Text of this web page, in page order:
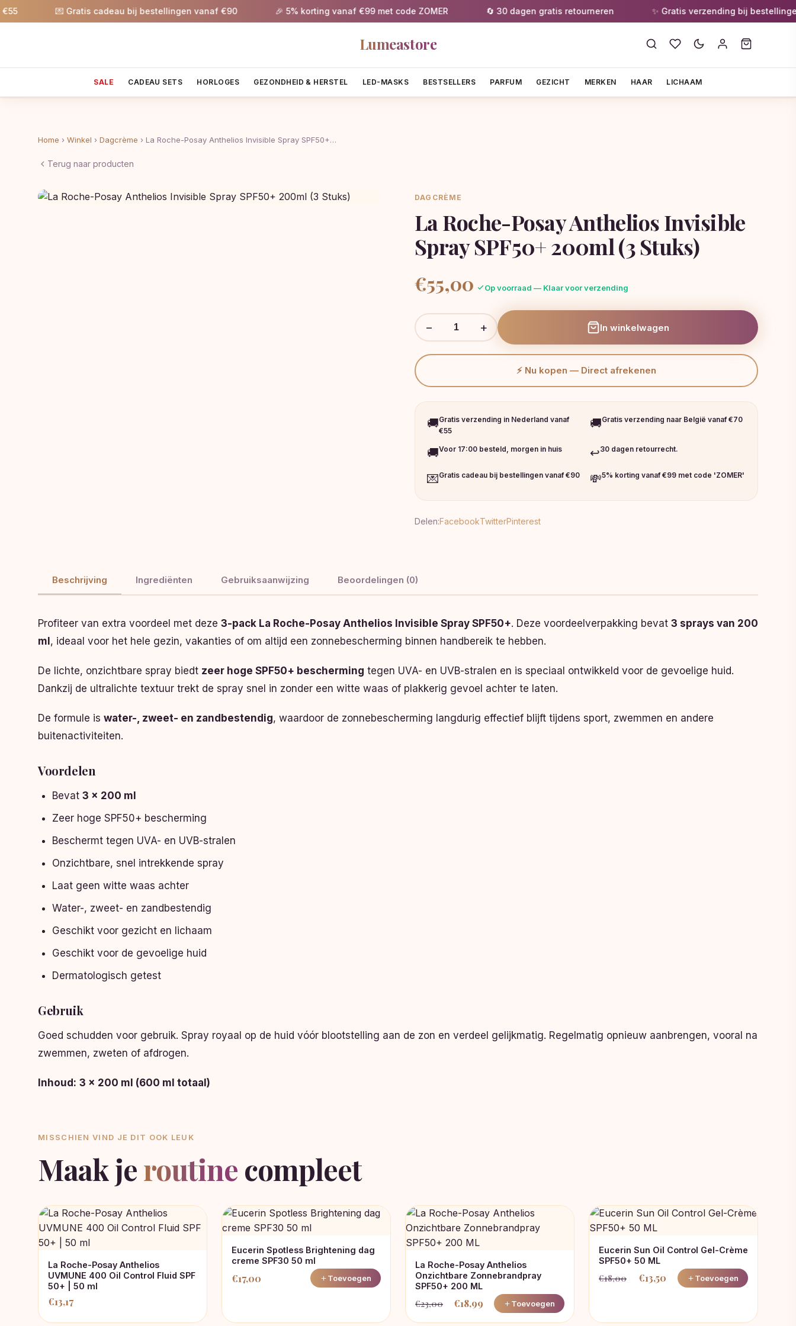
💌 Gratis cadeau bij bestellingen vanaf €90 🎉 5% korting vanaf €99 met code ZOMER 🔄 30 dagen gratis retourneren ✨ Gratis verzending bij bestellingen
Lumeastore
SALE CADEAU SETS HORLOGES GEZONDHEID & HERSTEL LED-MASKS BESTSELLERS PARFUM GEZICHT MERKEN HAAR LICHAAM
Home › Winkel › Dagcrème › La Roche-Posay Anthelios Invisible Spray SPF50+…
Terug naar producten
DAGCRÈME
La Roche-Posay Anthelios Invisible
Spray SPF50+ 200ml (3 Stuks)
€55,00 Op voorraad — Klaar voor verzending
− + In winkelwagen
⚡ Nu kopen — Direct afrekenen
🚚Gratis verzending in Nederland vanaf
€55
🚚Gratis verzending naar België vanaf €70
🚚Voor 17:00 besteld, morgen in huis ↩️30 dagen retourrecht.
💌Gratis cadeau bij bestellingen vanaf €90 💸5% korting vanaf €99 met code 'ZOMER'
Delen:FacebookTwitterPinterest
Beschrijving Ingrediënten Gebruiksaanwijzing Beoordelingen (0)
Profiteer van extra voordeel met deze 3-pack La Roche-Posay Anthelios Invisible Spray SPF50+. Deze voordeelverpakking bevat 3 sprays van 200
ml , ideaal voor het hele gezin, vakanties of om altijd een zonnebescherming binnen handbereik te hebben.
De lichte, onzichtbare spray biedt zeer hoge SPF50+ bescherming tegen UVA- en UVB-stralen en is speciaal ontwikkeld voor de gevoelige huid.
Dankzij de ultralichte textuur trekt de spray snel in zonder een witte waas of plakkerig gevoel achter te laten.
De formule is water-, zweet- en zandbestendig, waardoor de zonnebescherming langdurig effectief blijft tijdens sport, zwemmen en andere
buitenactiviteiten.
Voordelen
Bevat 3 x 200 ml
Zeer hoge SPF50+ bescherming
Beschermt tegen UVA- en UVB-stralen
Onzichtbare, snel intrekkende spray
Laat geen witte waas achter
Water-, zweet- en zandbestendig
Geschikt voor gezicht en lichaam
Geschikt voor de gevoelige huid
Dermatologisch getest
Gebruik
Goed schudden voor gebruik. Spray royaal op de huid vóór blootstelling aan de zon en verdeel gelijkmatig. Regelmatig opnieuw aanbrengen, vooral na
zwemmen, zweten of afdrogen.
Inhoud: 3 × 200 ml (600 ml totaal)
MISSCHIEN VIND JE DIT OOK LEUK
Maak jeroutine compleet
La Roche-Posay Anthelios
UVMUNE 400 Oil Control Fluid SPF
50+ | 50 ml
€13,17
Eucerin Spotless Brightening dag
creme SPF30 50 ml
€17,00 Toevoegen
La Roche-Posay Anthelios
Onzichtbare Zonnebrandpray
SPF50+ 200 ML
€23,00
Oorspronkelijke
€18,99
Huidige
Toevoegen
Eucerin Sun Oil Control Gel-Crème
SPF50+ 50 ML
€18,00
Oorspronkelijke
€13,50
Huidige
Toevoegen